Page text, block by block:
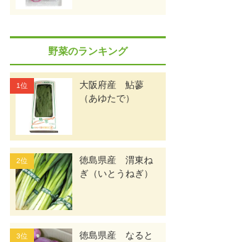
野菜のランキング
大阪府産 鮎蓼
（あゆたで）
徳島県産 渭東ね
ぎ（いとうねぎ）
徳島県産 なると